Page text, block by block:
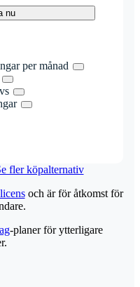
nu
per månad
fler köpalternativ
och är för åtkomst för
-planer för ytterligare